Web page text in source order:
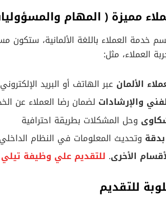
مميزة ( المهام
العملاء باللغة الألمانية، ستكون
العملاء، مثل:
الألمان عبر الهاتف أو البريد
والإرشادات لضمان رضا العملاء عن
وحل المشكلات بطريقة احترافية
بدقة وتحديث المعلومات في النظام
الأخرى. للتقديم علي وظيفة
للتقديم